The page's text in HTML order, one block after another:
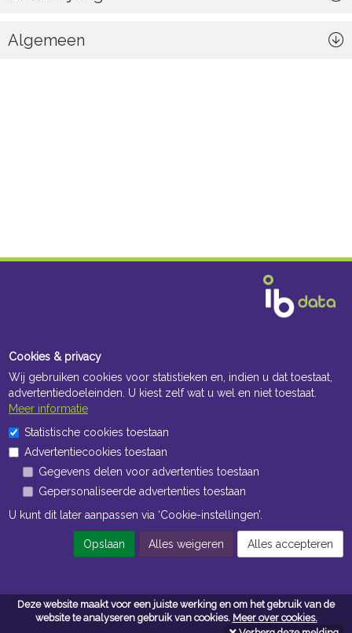
Deze website maakt voor een juiste werking en om het gebruik van de
website te analyseren gebruik van cookies. Meer over cookies.
Algemeen
Openingstijden Kantoor
ma t/m vr 8:30 uur tot 17:00 uur
Openingstijden Magazijn
ma t/m vr 7:00 uur tot 16:30 uur
Algemene voorwaarden
Cookies & privacy
Wij gebruiken cookies voor statistieken en, indien u dat toestaat,
advertentiedoeleinden. U kiest zelf wat u wel en niet toestaat.
Meer informatie
Statistische cookies toestaan
Advertentiecookies toestaan
Gegevens delen voor advertenties toestaan
Gepersonaliseerde advertenties toestaan
U kunt dit later aanpassen via ‘Cookie-instellingen’.
Opslaan Alles weigeren Alles accepteren